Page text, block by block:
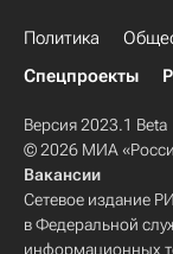
Политика
Спецпроекты
Версия 2023.1 Beta
© 2026 МИА
Вакансии
Сетевое издание
в Федеральной
информационных